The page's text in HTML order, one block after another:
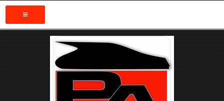
ACCUEIL
LOCALISATION